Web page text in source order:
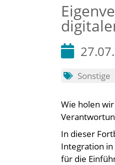
Sonstige
Wie holen
In dieser
Integration in
für die